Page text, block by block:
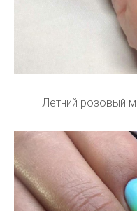
Летний розовый